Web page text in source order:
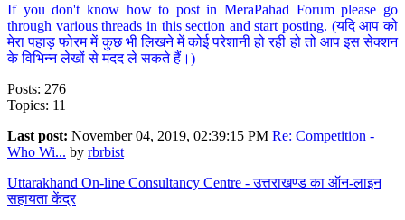
If you don't know how to post in MeraPahad Forum please go
through various threads in this section and start posting. (यदि आप को
मेरा पहाड़ फोरम में कुछ भी लिखने में कोई परेशानी हो रही हो तो आप इस सेक्शन
के विभिन्न लेखों से मदद ले सकते हैं।)
Posts: 276
Topics: 11
Last post: November 04, 2019, 02:39:15 PM Re: Competition -
Who Wi... by rbrbist
Uttarakhand On-line Consultancy Centre - उत्तराखण्ड का ऑन-लाइन
सहायता केंद्र